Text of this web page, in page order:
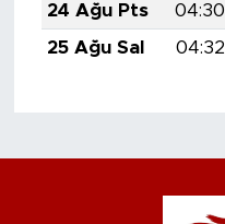
24 Ağu Pts
04:30
25 Ağu Sal
04:32